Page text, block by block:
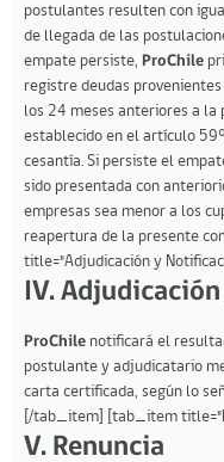
postulantes resulten con
de llegada de las
empate persiste, ProChile
registre deudas
los 24 meses anteriores a la
establecido en el artículo
cesantía. Si persiste el
sido presentada con
empresas sea menor a los
reapertura de la presente
title="Adjudicación y
IV.
ProChile notificará el
postulante y adjudicatario
carta certificada, según lo
[/tab_item] [tab_item
V. Renuncia